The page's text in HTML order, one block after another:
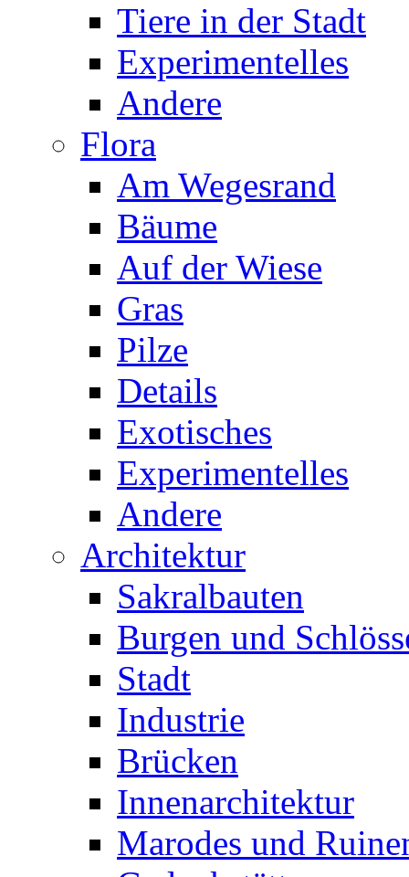
Tiere in der Stadt
Experimentelles
Andere
Flora
Am Wegesrand
Bäume
Auf der Wiese
Gras
Pilze
Details
Exotisches
Experimentelles
Andere
Architektur
Sakralbauten
Burgen und
Stadt
Industrie
Brücken
Innenarchitektur
Marodes und